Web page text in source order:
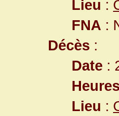
Lieu :
FNA :
Décès :
Date :
Heures
Lieu :